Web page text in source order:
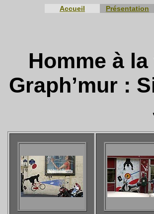
Accueil Présentation
Homme à
Graph’mur :